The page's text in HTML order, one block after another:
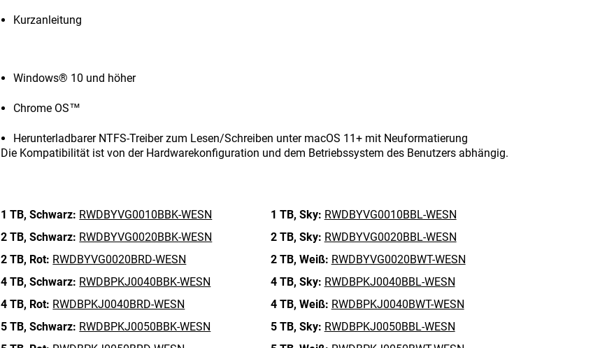
Kurzanleitung
Windows® 10 und höher
Chrome OS™
Herunterladbarer NTFS-Treiber zum Lesen/Schreiben unter macOS 11+ mit Neuformatierung
Die Kompatibilität ist von der Hardwarekonfiguration und dem Betriebssystem des Benutzers abhängig.
1 TB, Schwarz: RWDBYVG0010BBK-WESN 1 TB, Sky: RWDBYVG0010BBL-WESN
2 TB, Schwarz: RWDBYVG0020BBK-WESN 2 TB, Sky: RWDBYVG0020BBL-WESN
2 TB, Rot: RWDBYVG0020BRD-WESN 2 TB, Weiß: RWDBYVG0020BWT-WESN
4 TB, Schwarz: RWDBPKJ0040BBK-WESN 4 TB, Sky: RWDBPKJ0040BBL-WESN
4 TB, Rot: RWDBPKJ0040BRD-WESN 4 TB, Weiß: RWDBPKJ0040BWT-WESN
5 TB, Schwarz: RWDBPKJ0050BBK-WESN 5 TB, Sky: RWDBPKJ0050BBL-WESN